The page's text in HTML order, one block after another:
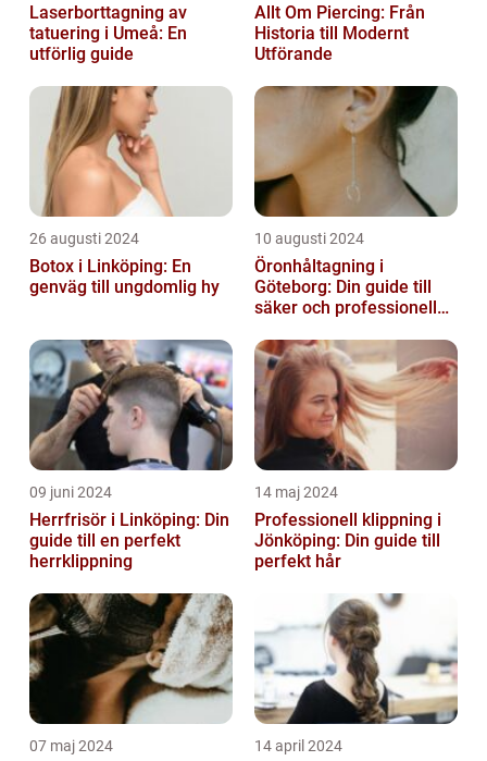
Laserborttagning av
tatuering i Umeå: En
utförlig guide
Allt Om Piercing: Från
Historia till Modernt
Utförande
26 augusti 2024
Botox i Linköping: En
genväg till ungdomlig hy
10 augusti 2024
Öronhåltagning i
Göteborg: Din guide till
säker och professionell
09 juni 2024
Herrfrisör i Linköping: Din
guide till en perfekt
herrklippning
14 maj 2024
Professionell klippning i
Jönköping: Din guide till
perfekt hår
07 maj 2024 14 april 2024